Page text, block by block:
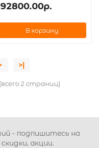
В корзину
>|
2 страниц)
- подпишитесь на
акции.